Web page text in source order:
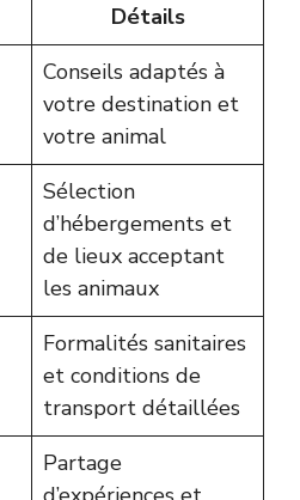
Détails
Conseils adaptés à
votre destination et
votre animal
Sélection
d’hébergements et
de lieux acceptant
les animaux
Formalités sanitaires
et conditions de
transport détaillées
Partage